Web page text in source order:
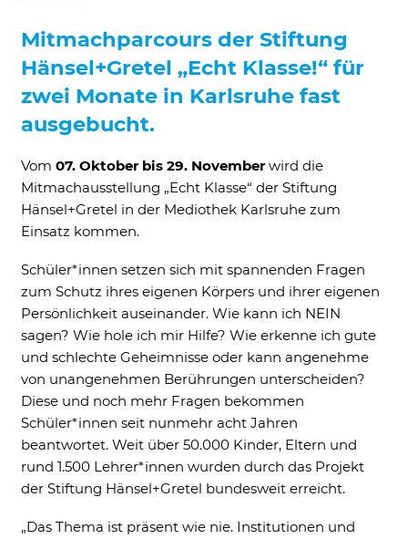
Mitmachparcours der Stiftung
Hänsel+Gretel „Echt Klasse!“ für
zwei Monate in Karlsruhe fast
ausgebucht.
Vom 07. Oktober bis 29. November wird die
Mitmachausstellung „Echt Klasse“ der Stiftung
Hänsel+Gretel in der Mediothek Karlsruhe zum
Einsatz kommen.
Schüler*innen setzen sich mit spannenden Fragen
zum Schutz ihres eigenen Körpers und ihrer eigenen
Persönlichkeit auseinander. Wie kann ich NEIN
sagen? Wie hole ich mir Hilfe? Wie erkenne ich gute
und schlechte Geheimnisse oder kann angenehme
von unangenehmen Berührungen unterscheiden?
Diese und noch mehr Fragen bekommen
Schüler*innen seit nunmehr acht Jahren
beantwortet. Weit über 50.000 Kinder, Eltern und
rund 1.500 Lehrer*innen wurden durch das Projekt
der Stiftung Hänsel+Gretel bundesweit erreicht.
„Das Thema ist präsent wie nie. Institutionen und
Notwendig
Diese werden für die Grundfunktionen der
Website benötigt und helfen dabei, unsere
auf sichere Bereiche unserer Website
ermöglichen.
External Content
Includes resources that make external
content available on the website. Such as
Cookie Informationen anzeigen
Marketing und Statistik
Marketing und Statistik Cookies werden